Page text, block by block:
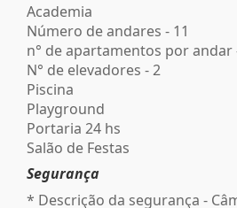
Academia
Número de andares - 11
n° de apartamentos por andar
N° de elevadores - 2
Piscina
Playground
Portaria 24 hs
Salão de Festas
Segurança
* Descrição da segurança -